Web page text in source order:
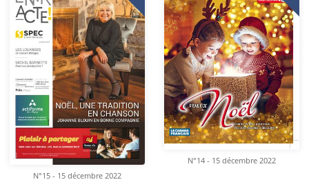
N°15 - 15 décembre 2022
N°14 - 15 décembre 2022